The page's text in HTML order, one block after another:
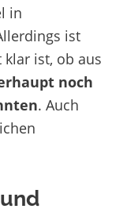
in
ist
ist, ob aus
noch
. Auch